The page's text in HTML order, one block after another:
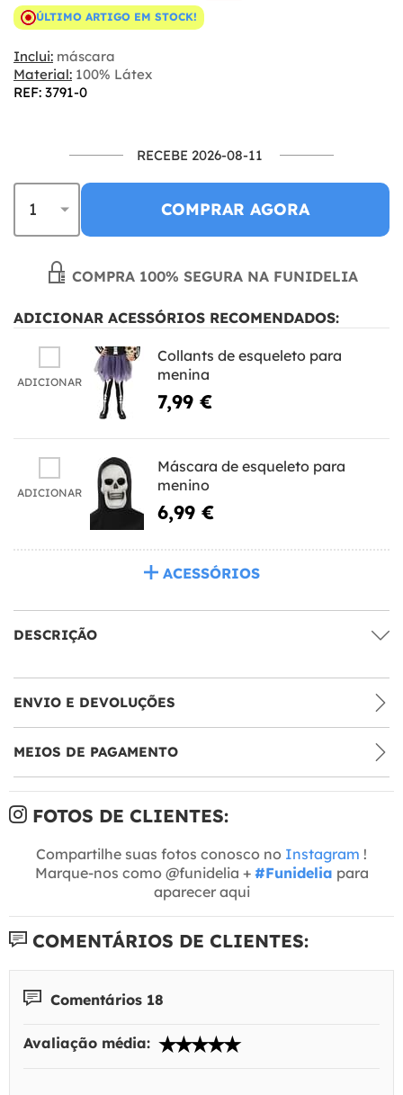
ÚLTIMO ARTIGO EM STOCK!
Inclui: máscara
Material: 100% Látex
REF: 3791-0
RECEBE 2026-08-11
COMPRAR AGORA
COMPRA 100% SEGURA NA FUNIDELIA
ADICIONAR ACESSÓRIOS RECOMENDADOS:
ADICIONAR
Collants de esqueleto para
menina
7,99 €
ADICIONAR
Máscara de esqueleto para
menino
6,99 €
ACESSÓRIOS
DESCRIÇÃO
ENVIO E DEVOLUÇÕES
MEIOS DE PAGAMENTO
FOTOS DE CLIENTES:
Compartilhe suas fotos conosco no Instagram !
Marque-nos como @funidelia + #Funidelia para
aparecer aqui
COMENTÁRIOS DE CLIENTES:
Comentários 18
Avaliação média: